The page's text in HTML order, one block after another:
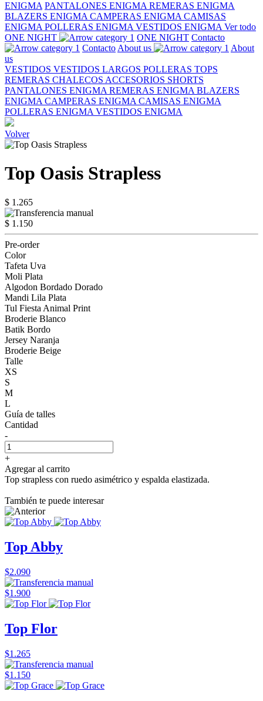
ENIGMA PANTALONES ENIGMA REMERAS ENIGMA
BLAZERS ENIGMA CAMPERAS ENIGMA CAMISAS
ENIGMA POLLERAS ENIGMA VESTIDOS ENIGMA Ver todo
ONE NIGHT
ONE NIGHT Contacto
Contacto About us
About
us
VESTIDOS VESTIDOS LARGOS POLLERAS TOPS
REMERAS CHALECOS ACCESORIOS SHORTS
PANTALONES ENIGMA REMERAS ENIGMA BLAZERS
ENIGMA CAMPERAS ENIGMA CAMISAS ENIGMA
POLLERAS ENIGMA VESTIDOS ENIGMA
Volver
Top Oasis Strapless
$ 1.265
$ 1.150
Pre-order
Color
Tafeta Uva
Moli Plata
Algodon Bordado Dorado
Mandi Lila Plata
Tul Fiesta Animal Print
Broderie Blanco
Batik Bordo
Jersey Naranja
Broderie Beige
Talle
XS
S
M
L
Guía de talles
Cantidad
-
+
Agregar al carrito
Top strapless con ruedo asimétrico y espalda elastizada.
También te puede interesar
Top Abby
$2.090
$1.900
Top Flor
$1.265
$1.150